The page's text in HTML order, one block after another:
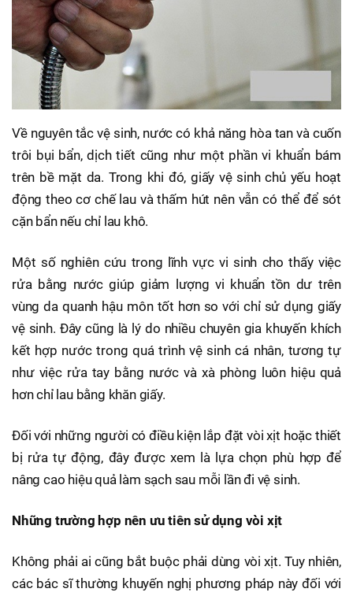
Về nguyên tắc vệ sinh, nước có khả năng hòa tan và cuốn
trôi bụi bẩn, dịch tiết cũng như một phần vi khuẩn bám
trên bề mặt da. Trong khi đó, giấy vệ sinh chủ yếu hoạt
động theo cơ chế lau và thấm hút nên vẫn có thể để sót
cặn bẩn nếu chỉ lau khô.
Một số nghiên cứu trong lĩnh vực vi sinh cho thấy việc
rửa bằng nước giúp giảm lượng vi khuẩn tồn dư trên
vùng da quanh hậu môn tốt hơn so với chỉ sử dụng giấy
vệ sinh. Đây cũng là lý do nhiều chuyên gia khuyến khích
kết hợp nước trong quá trình vệ sinh cá nhân, tương tự
như việc rửa tay bằng nước và xà phòng luôn hiệu quả
hơn chỉ lau bằng khăn giấy.
Đối với những người có điều kiện lắp đặt vòi xịt hoặc thiết
bị rửa tự động, đây được xem là lựa chọn phù hợp để
nâng cao hiệu quả làm sạch sau mỗi lần đi vệ sinh.
Những trường hợp nên ưu tiên sử dụng vòi xịt
Không phải ai cũng bắt buộc phải dùng vòi xịt. Tuy nhiên,
các bác sĩ thường khuyến nghị phương pháp này đối với